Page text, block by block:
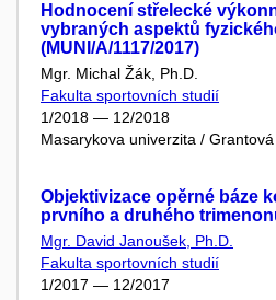
Hodnocení střelecké
vybraných aspektů
(MUNI/A/1117/2017)
Mgr. Michal Žák, Ph.D.
Fakulta sportovních studií
1/2018 — 12/2018
Masarykova univerzita /
Objektivizace opěrné báze
prvního a druhého
Mgr. David Janoušek, Ph.D.
Fakulta sportovních studií
1/2017 — 12/2017